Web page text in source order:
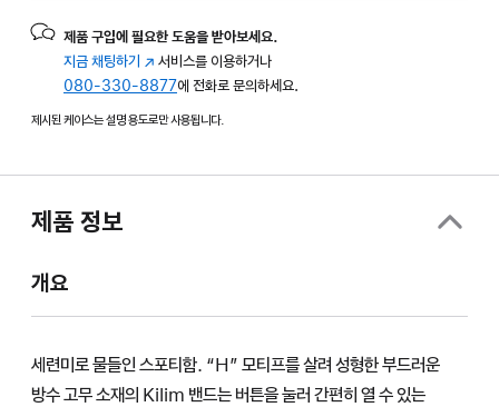
제품 구입에 필요한 도움을 받아보세요.
지금 채팅하기 (새
창에서
열림)
서비스를 이용하거나
080-330-8877에 전화로 문의하세요.
제시된 케이스는 설명 용도로만 사용됩니다.
제품 정보
개요
세련미로 물들인 스포티함. “H” 모티프를 살려 성형한 부드러운
방수 고무 소재의 Kilim 밴드는 버튼을 눌러 간편히 열 수 있는